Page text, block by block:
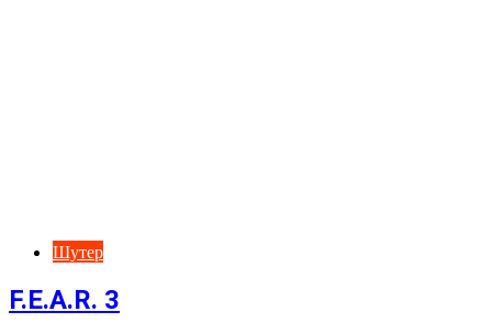
Шутер
F.E.A.R. 3